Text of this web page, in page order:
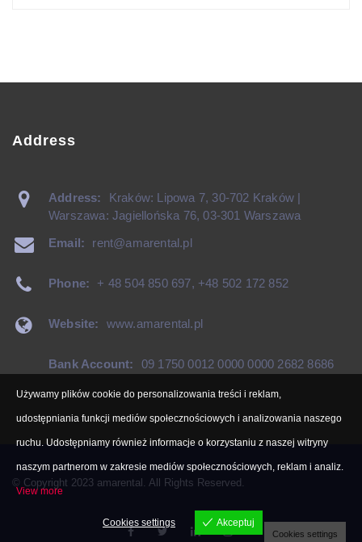
Address
Address:
Kraków: Lipowa 7, 30-702 Kraków |
Warszawa: Jagiellońska 76, 03-301 Warszawa
Email:
rent@amarental.pl
Phone: + 48 504 850 697, +48 502 172 852
Website: www.amarental.pl
Bank Account: 09 1750 0012 0000 0000 2682 8686
© Copyright 2023 amarental. All Rights Reserved.
Używamy plików cookie do personalizowania treści i reklam,
udostępniania funkcji mediów społecznościowych i analizowania naszego
ruchu. Udostępniamy również informacje o korzystaniu z naszej witryny
naszym partnerom w zakresie mediów społecznościowych, reklam i analiz.
View more
Cookies settings Akceptuj
Cookies settings